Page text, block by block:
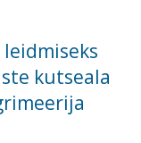
kutseala